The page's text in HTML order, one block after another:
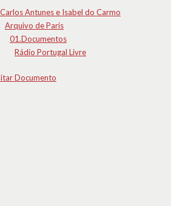
Carlos Antunes e Isabel do Carmo
Arquivo de Paris
01.Documentos
Rádio Portugal Livre
Documento